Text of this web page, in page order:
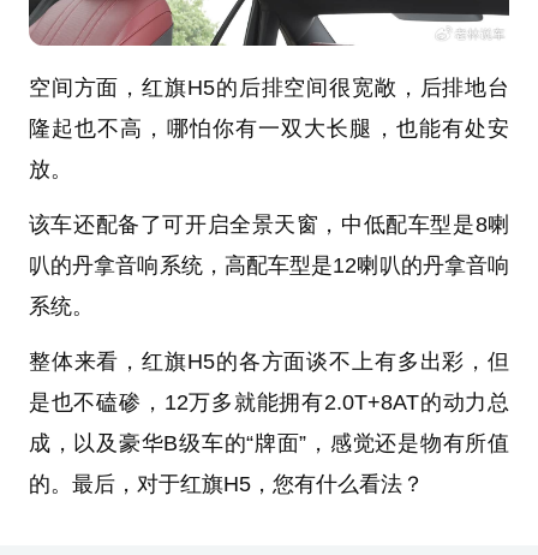
空间方面，红旗H5的后排空间很宽敞，后排地台
隆起也不高，哪怕你有一双大长腿，也能有处安
放。
该车还配备了可开启全景天窗，中低配车型是8喇
叭的丹拿音响系统，高配车型是12喇叭的丹拿音响
系统。
整体来看，红旗H5的各方面谈不上有多出彩，但
是也不磕碜，12万多就能拥有2.0T+8AT的动力总
成，以及豪华B级车的“牌面”，感觉还是物有所值
的。最后，对于红旗H5，您有什么看法？